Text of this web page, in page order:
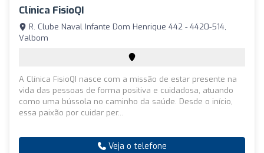
Clínica FisioQI
R. Clube Naval Infante Dom Henrique 442 - 4420-514,
Valbom
A Clínica FisioQI nasce com a missão de estar presente na
vida das pessoas de forma positiva e cuidadosa, atuando
como uma bússola no caminho da saúde. Desde o início,
essa paixão por cuidar per...
Veja o telefone